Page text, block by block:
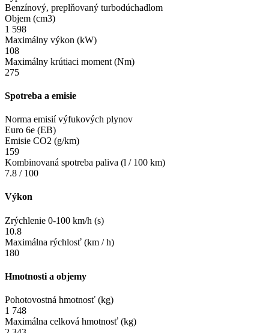
Benzínový, preplňovaný turbodúchadlom
Objem (cm3)
1 598
Maximálny výkon (kW)
108
Maximálny krútiaci moment (Nm)
275
Spotreba a emisie
Norma emisií výfukových plynov
Euro 6e (EB)
Emisie CO2 (g/km)
159
Kombinovaná spotreba paliva (l / 100 km)
7.8 / 100
Výkon
Zrýchlenie 0-100 km/h (s)
10.8
Maximálna rýchlosť (km / h)
180
Hmotnosti a objemy
Pohotovostná hmotnosť (kg)
1 748
Maximálna celková hmotnosť (kg)